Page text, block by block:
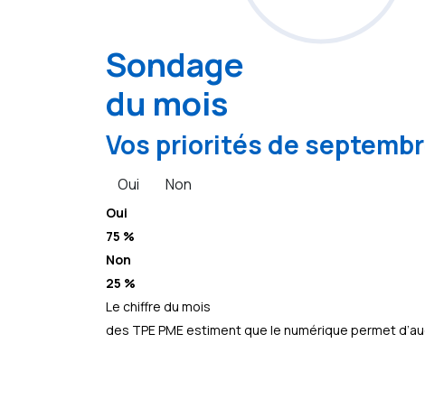
Sondage
du mois
Vos priorités de
Oui Non
Oui
75 %
Non
25 %
Le chiffre du mois
des TPE PME estiment que le numérique permet